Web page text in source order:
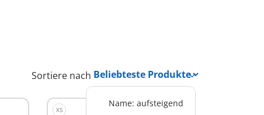
Sortiere nach
Name: aufsteigend
XS